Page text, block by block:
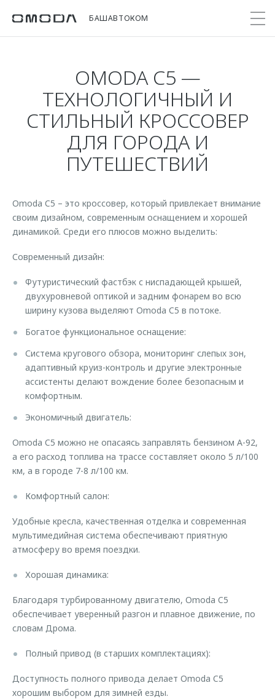
БАШАВТОКОМ
Модели
от 2 299 000 ₽*
Покупателям
Выбор и покупка
Сравнить комплектации
Записаться на тест-драйв
Прайс-листы
OMODA Лизинг
Кредитные программы
Страхование
Кредитный калькулятор
Аксессуары
Одежда и сувениры
Оригинальные аксессуары
Запчасти
Трейд-ин
Калькулятор трейд-ин
Владельцам
Сервис
Записаться на сервис
Кузовной ремонт
Помощь на дороге
Руководства по эксплуатации
Клиентская поддержка
O&J Автоклуб
Клуб владельцев OMODA
Приложение O&J
Аксессуары
Одежда и сувениры
Оригинальные аксессуары
Запчасти
Мир OMODA
О бренде
Онлайн-сервисы
Клуб владельцев OMODA
Бренд JAECOO
Правовая информация
Обратная связь
OMODA C5 —
ТЕХНОЛОГИЧНЫЙ И
СТИЛЬНЫЙ КРОССОВЕР
ДЛЯ ГОРОДА И
ПУТЕШЕСТВИЙ
Omoda C5 – это кроссовер, который привлекает внимание
своим дизайном, современным оснащением и хорошей
динамикой. Среди его плюсов можно выделить:
Современный дизайн:
Футуристический фастбэк с ниспадающей крышей,
двухуровневой оптикой и задним фонарем во всю
ширину кузова выделяют Omoda C5 в потоке.
Богатое функциональное оснащение:
Система кругового обзора, мониторинг слепых зон,
адаптивный круиз-контроль и другие электронные
ассистенты делают вождение более безопасным и
комфортным.
Экономичный двигатель:
Omoda C5 можно не опасаясь заправлять бензином А-92,
а его расход топлива на трассе составляет около 5 л/100
км, а в городе 7-8 л/100 км.
Комфортный салон:
Удобные кресла, качественная отделка и современная
мультимедийная система обеспечивают приятную
атмосферу во время поездки.
Хорошая динамика:
Благодаря турбированному двигателю, Omoda C5
обеспечивает уверенный разгон и плавное движение, по
словам Дрома.
Полный привод (в старших комплектациях):
Доступность полного привода делает Omoda C5
хорошим выбором для зимней езды.